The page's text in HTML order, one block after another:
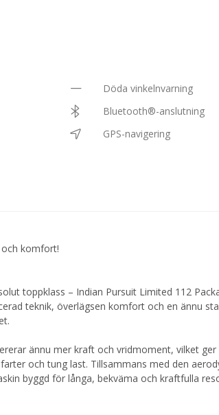
Döda vinkelnvarning
Bluetooth®-anslutning
GPS-navigering
komfort!
toppklass – Indian Pursuit Limited 112
teknik, överlägsen komfort och en ännu
ännu mer kraft och vridmoment, vilket
och tung last. Tillsammans med den
byggd för långa, bekväma och kraftfulla